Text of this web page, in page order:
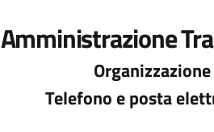
Amministrazione
Organizzazione
Telefono e posta